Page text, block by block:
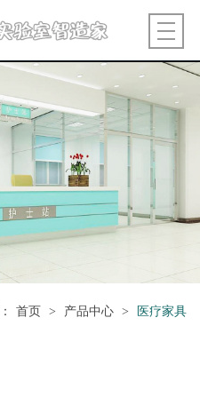
： 首页 > 产品中心 > 医疗家具